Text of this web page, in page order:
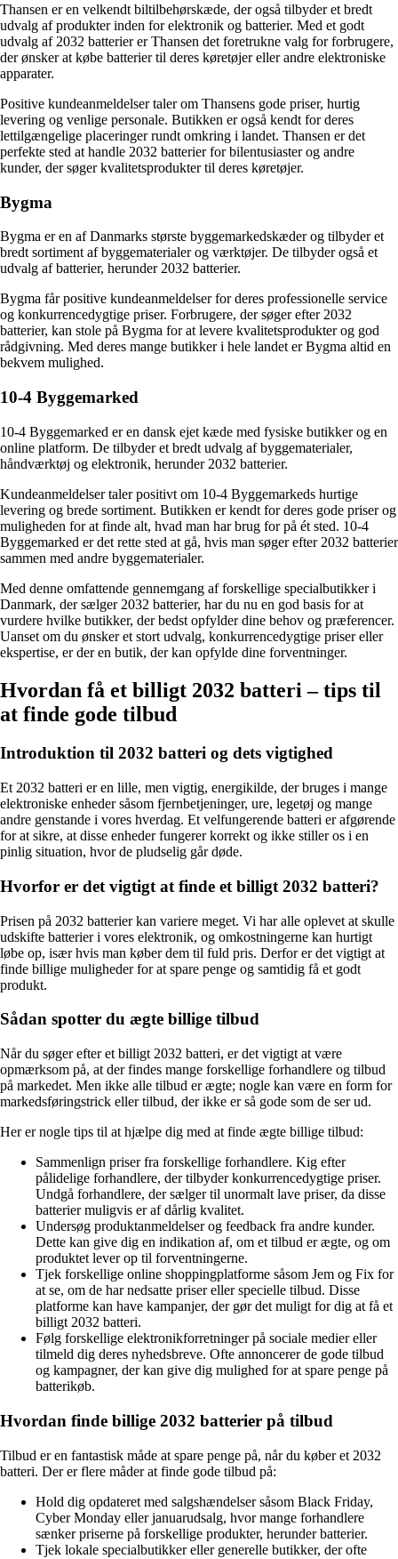
Thansen er en velkendt biltilbehørskæde, der også tilbyder et bredt
udvalg af produkter inden for elektronik og batterier. Med et godt
udvalg af 2032 batterier er Thansen det foretrukne valg for forbrugere,
der ønsker at købe batterier til deres køretøjer eller andre elektroniske
apparater.
Positive kundeanmeldelser taler om Thansens gode priser, hurtig
levering og venlige personale. Butikken er også kendt for deres
lettilgængelige placeringer rundt omkring i landet. Thansen er det
perfekte sted at handle 2032 batterier for bilentusiaster og andre
kunder, der søger kvalitetsprodukter til deres køretøjer.
Bygma
Bygma er en af Danmarks største byggemarkedskæder og tilbyder et
bredt sortiment af byggematerialer og værktøjer. De tilbyder også et
udvalg af batterier, herunder 2032 batterier.
Bygma får positive kundeanmeldelser for deres professionelle service
og konkurrencedygtige priser. Forbrugere, der søger efter 2032
batterier, kan stole på Bygma for at levere kvalitetsprodukter og god
rådgivning. Med deres mange butikker i hele landet er Bygma altid en
bekvem mulighed.
10-4 Byggemarked
10-4 Byggemarked er en dansk ejet kæde med fysiske butikker og en
online platform. De tilbyder et bredt udvalg af byggematerialer,
håndværktøj og elektronik, herunder 2032 batterier.
Kundeanmeldelser taler positivt om 10-4 Byggemarkeds hurtige
levering og brede sortiment. Butikken er kendt for deres gode priser og
muligheden for at finde alt, hvad man har brug for på ét sted. 10-4
Byggemarked er det rette sted at gå, hvis man søger efter 2032 batterier
sammen med andre byggematerialer.
Med denne omfattende gennemgang af forskellige specialbutikker i
Danmark, der sælger 2032 batterier, har du nu en god basis for at
vurdere hvilke butikker, der bedst opfylder dine behov og præferencer.
Uanset om du ønsker et stort udvalg, konkurrencedygtige priser eller
ekspertise, er der en butik, der kan opfylde dine forventninger.
Hvordan få et billigt 2032 batteri – tips til
at finde gode tilbud
Introduktion til 2032 batteri og dets vigtighed
Et 2032 batteri er en lille, men vigtig, energikilde, der bruges i mange
elektroniske enheder såsom fjernbetjeninger, ure, legetøj og mange
andre genstande i vores hverdag. Et velfungerende batteri er afgørende
for at sikre, at disse enheder fungerer korrekt og ikke stiller os i en
pinlig situation, hvor de pludselig går døde.
Hvorfor er det vigtigt at finde et billigt 2032 batteri?
Prisen på 2032 batterier kan variere meget. Vi har alle oplevet at skulle
udskifte batterier i vores elektronik, og omkostningerne kan hurtigt
løbe op, især hvis man køber dem til fuld pris. Derfor er det vigtigt at
finde billige muligheder for at spare penge og samtidig få et godt
produkt.
Sådan spotter du ægte billige tilbud
Når du søger efter et billigt 2032 batteri, er det vigtigt at være
opmærksom på, at der findes mange forskellige forhandlere og tilbud
på markedet. Men ikke alle tilbud er ægte; nogle kan være en form for
markedsføringstrick eller tilbud, der ikke er så gode som de ser ud.
Her er nogle tips til at hjælpe dig med at finde ægte billige tilbud:
Sammenlign priser fra forskellige forhandlere. Kig efter
pålidelige forhandlere, der tilbyder konkurrencedygtige priser.
Undgå forhandlere, der sælger til unormalt lave priser, da disse
batterier muligvis er af dårlig kvalitet.
Undersøg produktanmeldelser og feedback fra andre kunder.
Dette kan give dig en indikation af, om et tilbud er ægte, og om
produktet lever op til forventningerne.
Tjek forskellige online shoppingplatforme såsom Jem og Fix for
at se, om de har nedsatte priser eller specielle tilbud. Disse
platforme kan have kampanjer, der gør det muligt for dig at få et
billigt 2032 batteri.
Følg forskellige elektronikforretninger på sociale medier eller
tilmeld dig deres nyhedsbreve. Ofte annoncerer de gode tilbud
og kampagner, der kan give dig mulighed for at spare penge på
batterikøb.
Hvordan finde billige 2032 batterier på tilbud
Tilbud er en fantastisk måde at spare penge på, når du køber et 2032
batteri. Der er flere måder at finde gode tilbud på:
Hold dig opdateret med salgshændelser såsom Black Friday,
Cyber Monday eller januarudsalg, hvor mange forhandlere
sænker priserne på forskellige produkter, herunder batterier.
Tjek lokale specialbutikker eller generelle butikker, der ofte